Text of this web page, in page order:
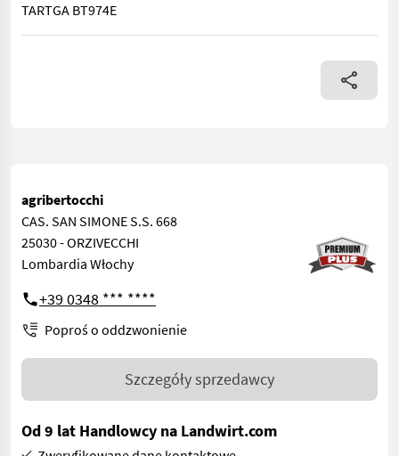
TARTGA BT974E
MODELLO AXION 850 MOTORE FPT CILINDRI 6 6728 CC
agribertocchi
CAS. SAN SIMONE S.S. 668
25030 - ORZIVECCHI
Lombardia Włochy
+39 0348 *** ****
Poproś o oddzwonienie
Szczegóły sprzedawcy
Od 9 lat Handlowcy na Landwirt.com